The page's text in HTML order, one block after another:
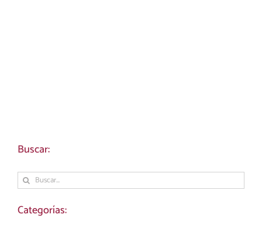
Buscar:
Buscar:
Categorías: